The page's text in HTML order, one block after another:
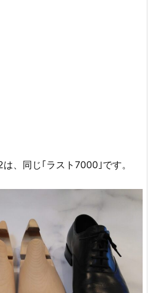
、同じ｢ラスト7000｣です。